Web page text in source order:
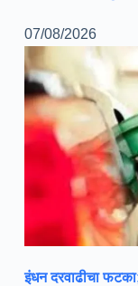
07/08/2026
इंधन दरवाढीचा फटका;